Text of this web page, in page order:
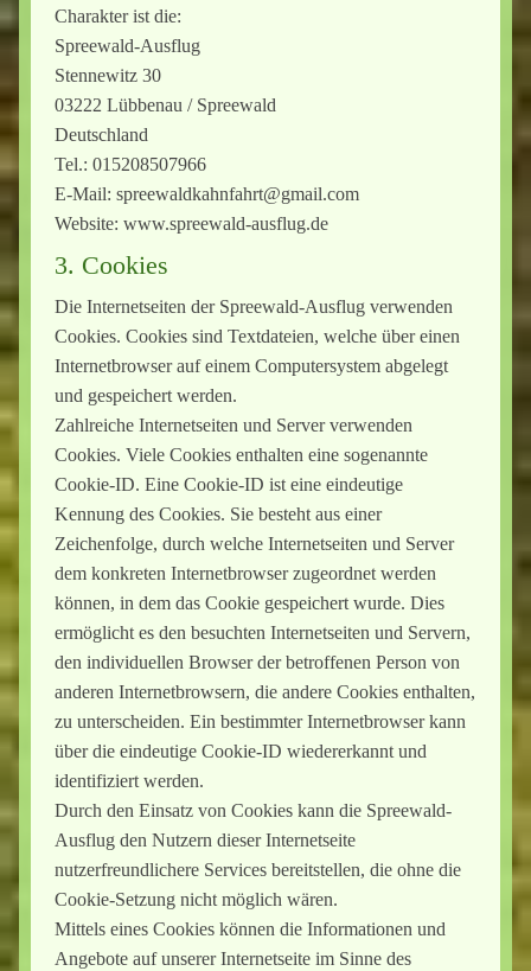
Charakter ist die:
Spreewald-Ausflug
Stennewitz 30
03222 Lübbenau / Spreewald
Deutschland
Tel.: 015208507966
E-Mail: spreewaldkahnfahrt@gmail.com
Website: www.spreewald-ausflug.de
3. Cookies
Die Internetseiten der Spreewald-Ausflug verwenden
Cookies. Cookies sind Textdateien, welche über einen
Internetbrowser auf einem Computersystem abgelegt
und gespeichert werden.
Zahlreiche Internetseiten und Server verwenden
Cookies. Viele Cookies enthalten eine sogenannte
Cookie-ID. Eine Cookie-ID ist eine eindeutige
Kennung des Cookies. Sie besteht aus einer
Zeichenfolge, durch welche Internetseiten und Server
dem konkreten Internetbrowser zugeordnet werden
können, in dem das Cookie gespeichert wurde. Dies
ermöglicht es den besuchten Internetseiten und Servern,
den individuellen Browser der betroffenen Person von
anderen Internetbrowsern, die andere Cookies enthalten,
zu unterscheiden. Ein bestimmter Internetbrowser kann
über die eindeutige Cookie-ID wiedererkannt und
identifiziert werden.
Durch den Einsatz von Cookies kann die Spreewald-
Ausflug den Nutzern dieser Internetseite
nutzerfreundlichere Services bereitstellen, die ohne die
Cookie-Setzung nicht möglich wären.
Mittels eines Cookies können die Informationen und
Angebote auf unserer Internetseite im Sinne des